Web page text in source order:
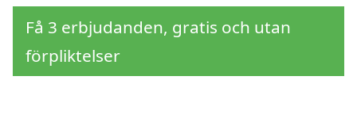
Få 3 erbjudanden, gratis och utan
förpliktelser